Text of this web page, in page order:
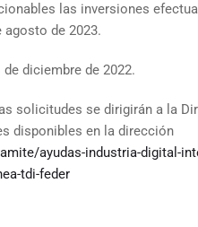
las inversiones
agosto de 2023.
diciembre de 2022.
solicitudes se dirigirán a la
disponibles en la dirección
ayudas-industria-digital-
tdi-feder